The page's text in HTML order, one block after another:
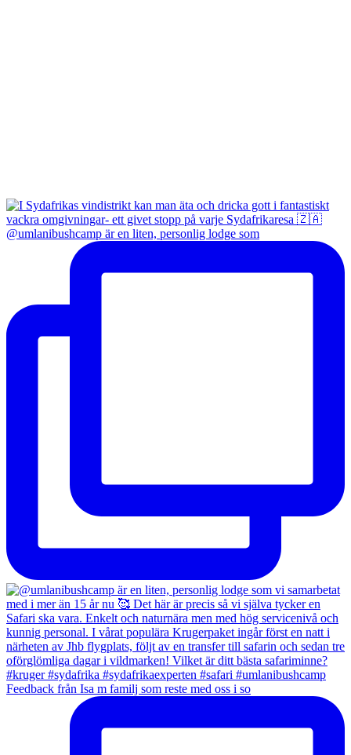
@umlanibushcamp är en liten, personlig lodge som
Feedback från Isa m familj som reste med oss i so